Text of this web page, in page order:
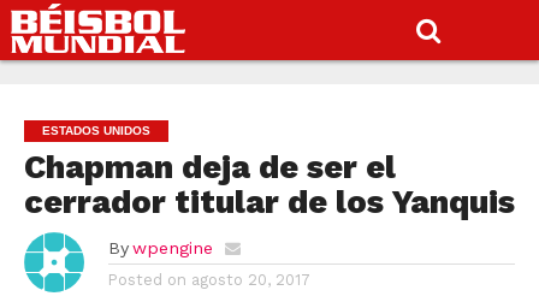
ESTADOS UNIDOS
Chapman deja de ser el
cerrador titular de los Yanquis
By wpengine
Posted on agosto 20, 2017